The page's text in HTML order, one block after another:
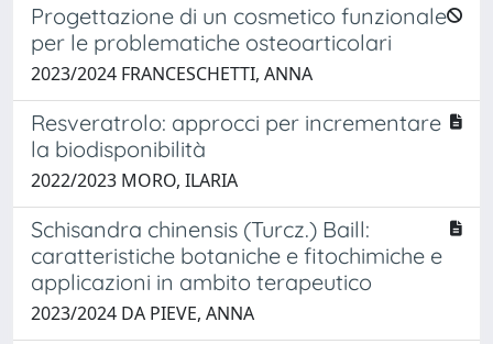
Progettazione di un cosmetico funzionale
per le problematiche osteoarticolari
2023/2024 FRANCESCHETTI, ANNA
Resveratrolo: approcci per incrementare
la biodisponibilità
2022/2023 MORO, ILARIA
Schisandra chinensis (Turcz.) Baill:
caratteristiche botaniche e fitochimiche e
applicazioni in ambito terapeutico
2023/2024 DA PIEVE, ANNA